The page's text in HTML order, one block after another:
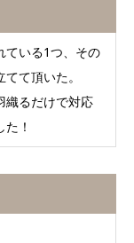
ている1つ、その
て頂いた。
織るだけで対応
！